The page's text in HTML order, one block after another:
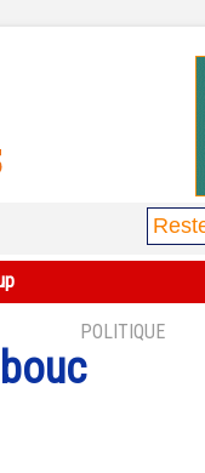
POLITIQUE